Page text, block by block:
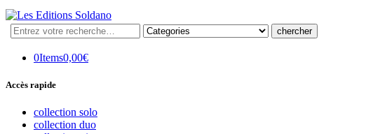
Search
here
0Items0,00€
Accès rapide
collection solo
collection duo